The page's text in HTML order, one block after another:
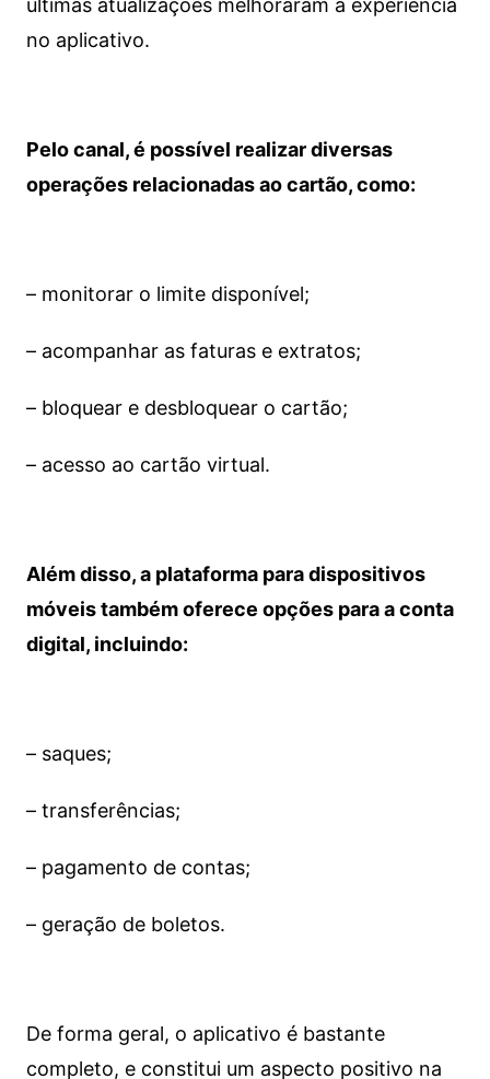
últimas atualizações melhoraram a experiência
no aplicativo.
Pelo canal, é possível realizar diversas
operações relacionadas ao cartão, como:
– monitorar o limite disponível;
– acompanhar as faturas e extratos;
– bloquear e desbloquear o cartão;
– acesso ao cartão virtual.
Além disso, a plataforma para dispositivos
móveis também oferece opções para a conta
digital, incluindo:
– saques;
– transferências;
– pagamento de contas;
– geração de boletos.
De forma geral, o aplicativo é bastante
completo, e constitui um aspecto positivo na